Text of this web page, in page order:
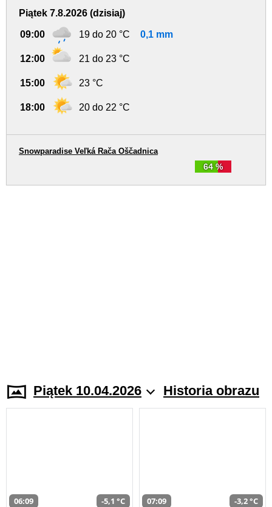
Piątek 7.8.2026 (dzisiaj)
09:00 19 do 20 °C 0,1 mm
12:00 21 do 23 °C
15:00 23 °C
18:00 20 do 22 °C
64 %
Snowparadise Veľká Rača Oščadnica
Piątek 10.04.2026 Historia obrazu
06:09 -5,1 °C 07:09 -3,2 °C